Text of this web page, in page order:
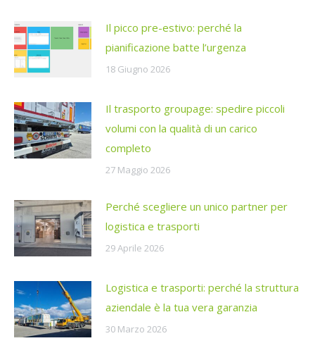
Il picco pre-estivo: perché la
pianificazione batte l’urgenza
18 Giugno 2026
Il trasporto groupage: spedire piccoli
volumi con la qualità di un carico
completo
27 Maggio 2026
Perché scegliere un unico partner per
logistica e trasporti
29 Aprile 2026
Logistica e trasporti: perché la struttura
aziendale è la tua vera garanzia
30 Marzo 2026